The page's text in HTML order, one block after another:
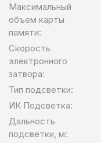
Максимальный
объем карты
памяти:
Скорость
электронного
затвора:
Тип подсветки:
ИК Подсветка:
Дальность
подсветки, м: